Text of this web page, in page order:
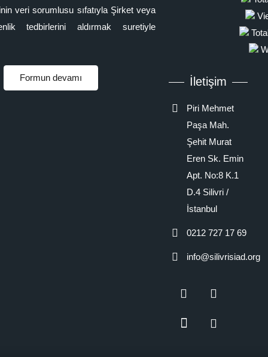
veri sorumlusu sıfatıyla Şirket veya
tedbirlerini aldırmak suretiyle
Formun devamı İletişim
Piri Mehmet
Paşa Mah.
Şehit Murat
Eren Sk. Emin
Apt. No:8 K.1
D.4 Silivri /
İstanbul
0212 727 17 69
info@silivrisiad.org